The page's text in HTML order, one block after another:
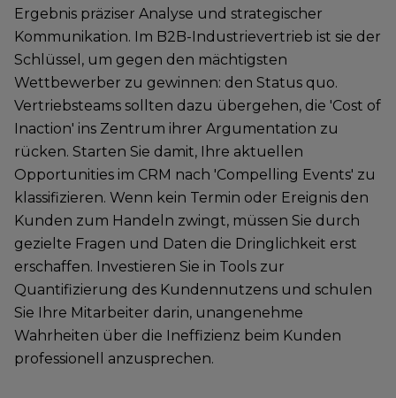
Ergebnis präziser Analyse und strategischer
Kommunikation. Im B2B-Industrievertrieb ist sie der
Schlüssel, um gegen den mächtigsten
Wettbewerber zu gewinnen: den Status quo.
Vertriebsteams sollten dazu übergehen, die 'Cost of
Inaction' ins Zentrum ihrer Argumentation zu
rücken. Starten Sie damit, Ihre aktuellen
Opportunities im CRM nach 'Compelling Events' zu
klassifizieren. Wenn kein Termin oder Ereignis den
Kunden zum Handeln zwingt, müssen Sie durch
gezielte Fragen und Daten die Dringlichkeit erst
erschaffen. Investieren Sie in Tools zur
Quantifizierung des Kundennutzens und schulen
Sie Ihre Mitarbeiter darin, unangenehme
Wahrheiten über die Ineffizienz beim Kunden
professionell anzusprechen.